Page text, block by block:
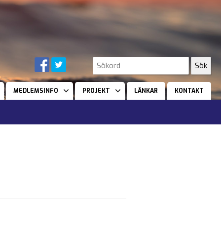
MEDLEMSINFO PROJEKT LÄNKAR KONTAKT